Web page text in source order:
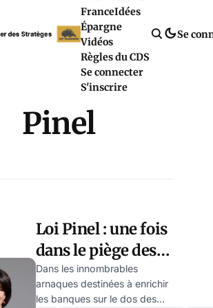
FranceIdées
Épargne
Vidéos
Règles du CDS
Se connecter
S'inscrire
Se
Pinel
Loi Pinel : une fois
dans le piège des
banques, peut-on
en ressortir ?
Dans les innombrables
arnaques destinées à enrichir
les banques sur le dos des